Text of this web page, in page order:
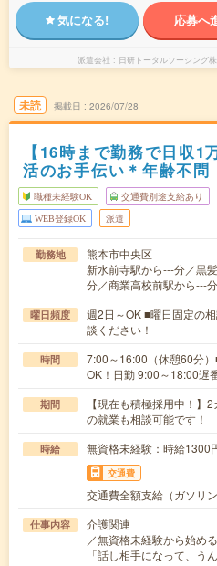
気になる! 応募へ
派遣会社 日研トータルソーシング
未読 掲載日 2026/07/28
【16時まで勤務で日収1
活のお手伝い＊年齢不問
職種未経験OK 交通費別途支給あり
WEB登録OK 派遣
勤務地
熊本市中央区
新水前寺駅から---分／黒
分／商業高校前駅から---分
曜日頻度
週2日～OK ■曜日固定の
談ください！
時間
7:00～16:00（休憩60分
OK！日勤 9:00～18:00遅
期間
【現在も積極採用中！
の就業も相談可能です！
時給 無資格未経験：時給
交通費
交通費全額支給（ガソリン
仕事内容
介護関連
／無資格未経験から始め
「話し相手になって、